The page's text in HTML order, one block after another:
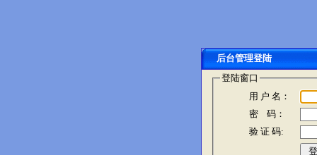
后台管理登陆
登陆窗口
用 户 名：
密 码：
验 证 码: